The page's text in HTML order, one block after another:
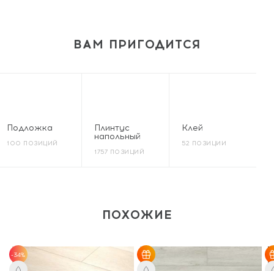
ВАМ ПРИГОДИТСЯ
Подложка
100 ПОЗИЦИЙ
Плинтус
напольный
1757 ПОЗИЦИЙ
Клей
52 ПОЗИЦИИ
ПОХОЖИЕ
-34%